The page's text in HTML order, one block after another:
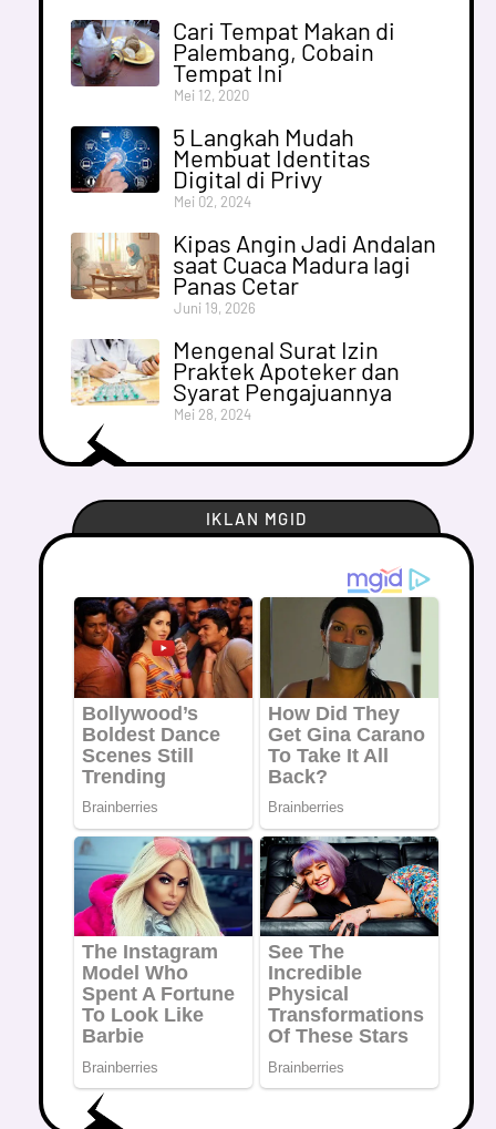
Cari Tempat Makan di
Palembang, Cobain
Tempat Ini
Mei 12, 2020
5 Langkah Mudah
Membuat Identitas
Digital di Privy
Mei 02, 2024
Kipas Angin Jadi Andalan
saat Cuaca Madura lagi
Panas Cetar
Juni 19, 2026
Mengenal Surat Izin
Praktek Apoteker dan
Syarat Pengajuannya
Mei 28, 2024
IKLAN MGID